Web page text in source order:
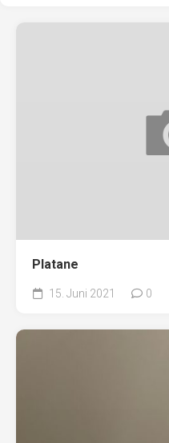
Platane
15. Juni 2021 0